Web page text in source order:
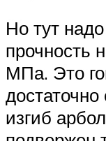
Но тут
прочность
МПа. Это
достаточно
изгиб